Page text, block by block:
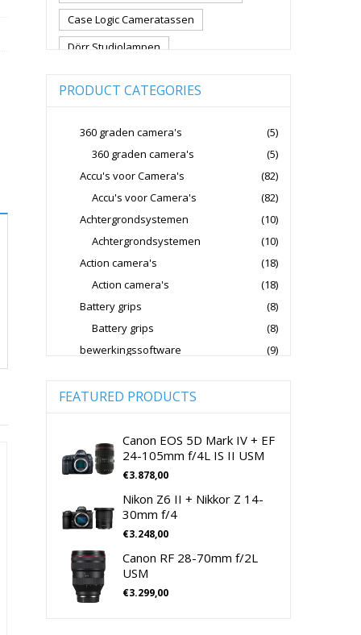
Case Logic Cameratassen
Dörr Studiolampen
Fujifilm Digitale Camera's CSC
Fujifilm Lenzen Voor CSC Camera's
Godox Flitsers
GoPro
Hoya Lensfilters
Joby Gorillapods
Joby Statieven
Jupio Accu's Voor Camera's
Lowepro Cameratassen
Nikon CSC Full Frame
Nikon Digitale Camera's CSC
Nikon Lenzen Voor SLR Camera's
Panasonic Digitale Camera's CSC
Peak Design Cameratassen
Rode Microphones Cameramicrofoons
Sandisk Geheugenkaarten
PRODUCT CATEGORIES
360 graden camera's
(5)
360 graden camera's
(5)
Accu's voor Camera's
(82)
Accu's voor Camera's
(82)
Achtergrondsystemen
(10)
Achtergrondsystemen
(10)
Action camera's
(18)
Action camera's
(18)
Battery grips
(8)
Battery grips
(8)
bewerkingssoftware
(9)
Camera's
Spiegelreflex camera
(0)
cameralenzen
(196)
Lenzen voor CSC camera's
Lenzen voor SLR camera's
(81)
cameramicrofoons
Cameratassen
(137)
Cameratassen
FEATURED PRODUCTS
Canon EOS 5D Mark IV + EF
24-105mm f/4L IS II USM
€3.878,00
Nikon Z6 II + Nikkor Z 14-
30mm f/4
€3.248,00
Canon RF 28-70mm f/2L
USM
€3.299,00